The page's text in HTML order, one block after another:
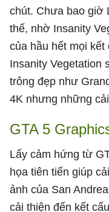
chút. Chưa bao giờ
thế, nhờ Insanity
của hầu hết mọi
Insanity Vegetation
trông đẹp như
4K nhưng những
GTA 5
Lấy cảm hứng từ
họa tiên tiến giúp
ảnh của San
cải thiện đến kết